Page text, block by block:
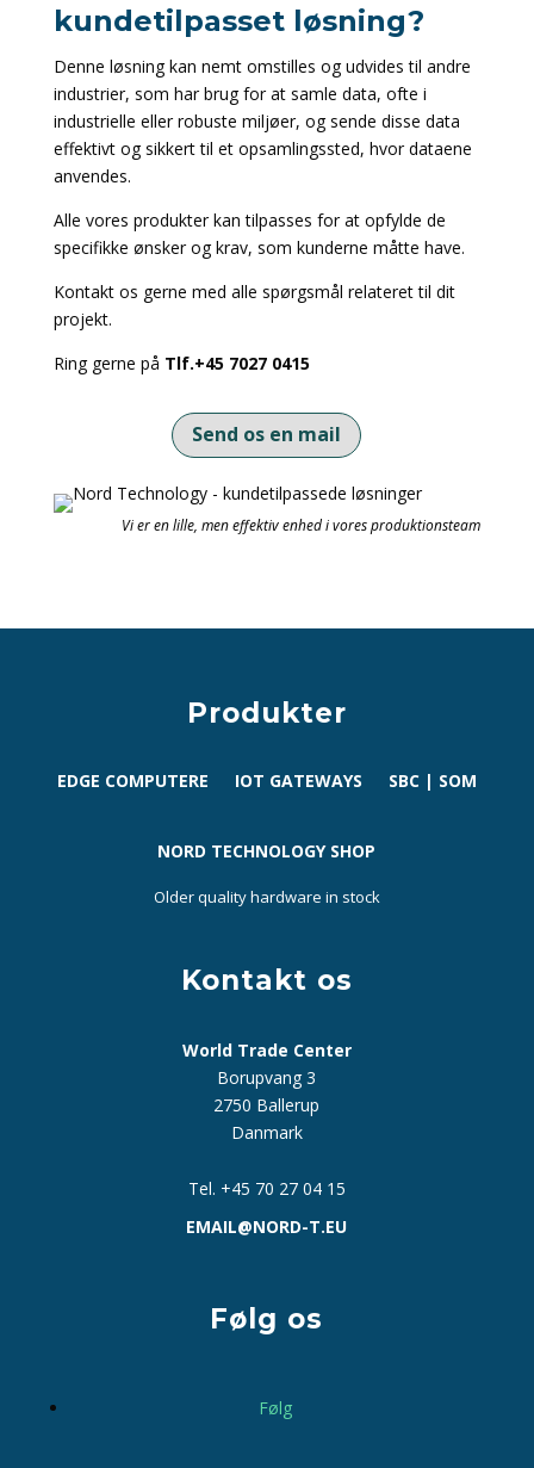
kundetilpasset løsning?
Denne løsning kan nemt omstilles og udvides til andre
industrier, som har brug for at samle data, ofte i
industrielle eller robuste miljøer, og sende disse data
effektivt og sikkert til et opsamlingssted, hvor dataene
anvendes.
Alle vores produkter kan tilpasses for at opfylde de
specifikke ønsker og krav, som kunderne måtte have.
Kontakt os gerne med alle spørgsmål relateret til dit
projekt.
Ring gerne på Tlf.+45 7027 0415
Send os en mail
Vi er en lille, men effektiv enhed i vores produktionsteam
Produkter
EDGE COMPUTERE IOT GATEWAYS SBC | SOM
NORD TECHNOLOGY SHOP
Older quality hardware in stock
Kontakt os
World Trade Center
Borupvang 3
2750 Ballerup
Danmark
Tel. +45 70 27 04 15
EMAIL@NORD-T.EU
Følg os
Følg